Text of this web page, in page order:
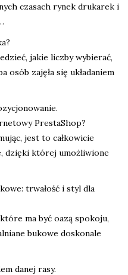
czasach rynek drukarek i
jakie liczby wybierać,
osób zajęła się układaniem
PrestaShop?
jest to całkowicie
dzięki której umożliwione
trwałość i styl dla
ma być oazą spokoju,
bukowe doskonale
danej rasy.